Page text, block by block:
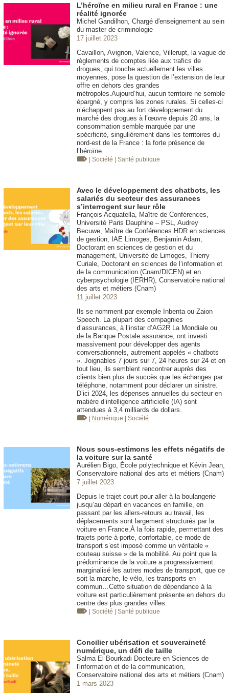
L’héroïne en milieu rural en France : une
réalité ignorée
Michel Gandilhon, Chargé d'enseignement au sein
du master de criminologie
17 juillet 2023
Cavaillon, Avignon, Valence, Villerupt, la vague de
règlements de comptes liée aux trafics de
drogues, qui touche actuellement les villes
moyennes, pose la question de l’extension de leur
offre en dehors des grandes
métropoles.Aujourd’hui, aucun territoire ne semble
épargné, y compris les zones rurales. Si celles-ci
n’échappent pas au fort développement du
marché des drogues à l’œuvre depuis 20 ans, la
consommation semble marquée par une
spécificité, singulièrement dans les territoires du
nord-est de la France : la forte présence de
l’héroïne.
| Société | Santé publique
Avec le développement des chatbots, les
salariés du secteur des assurances
s’interrogent sur leur rôle
François Acquatella, Maître de Conférences,
Université Paris Dauphine – PSL, Audrey
Becuwe, Maître de Conférences HDR en sciences
de gestion, IAE Limoges, Benjamin Adam,
Doctorant en sciences de gestion et du
management, Université de Limoges, Thierry
Curiale, Doctorant en sciences de l’information et
de la communication (Cnam/DICEN) et en
cyberpsychologie (IERHR), Conservatoire national
des arts et métiers (Cnam)
11 juillet 2023
Ils se nomment par exemple Inbenta ou Zaion
Speech. La plupart des compagnies
d’assurances, à l’instar d’AG2R La Mondiale ou
de la Banque Postale assurance, ont investi
massivement pour développer des agents
conversationnels, autrement appelés « chatbots
». Joignables 7 jours sur 7, 24 heures sur 24 et en
tout lieu, ils semblent rencontrer auprès des
clients bien plus de succès que les échanges par
téléphone, notamment pour déclarer un sinistre.
D’ici 2024, les dépenses annuelles du secteur en
matière d’intelligence artificielle (IA) sont
attendues à 3,4 milliards de dollars.
| Numérique | Société
Nous sous-estimons les effets négatifs de
la voiture sur la santé
Aurélien Bigo, École polytechnique et Kévin Jean,
Conservatoire national des arts et métiers (Cnam)
7 juillet 2023
Depuis le trajet court pour aller à la boulangerie
jusqu’au départ en vacances en famille, en
passant par les allers-retours au travail, les
déplacements sont largement structurés par la
voiture en France.À la fois rapide, permettant des
trajets porte-à-porte, confortable, ce mode de
transport s’est imposé comme un véritable «
couteau suisse » de la mobilité. Au point que la
prédominance de la voiture a progressivement
marginalisé les autres modes de transport, que ce
soit la marche, le vélo, les transports en
commun…Cette situation de dépendance à la
voiture est particulièrement présente en dehors du
centre des plus grandes villes.
| Société | Santé publique
Concilier ubérisation et souveraineté
numérique, un défi de taille
Salma El Bourkadi Docteure en Sciences de
l'information et de la communication,
Conservatoire national des arts et métiers (Cnam)
1 mars 2023